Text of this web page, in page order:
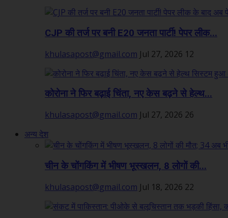
CJP की तर्ज पर बनी E20 जनता पार्टी! पेपर लीक...
khulasapost@gmail.com Jul 27, 2026 12
कोरोना ने फिर बढ़ाई चिंता, नए केस बढ़ने से हेल्थ...
khulasapost@gmail.com Jul 27, 2026 26
अन्य देश
चीन के चोंगकिंग में भीषण भूस्खलन, 8 लोगों की...
khulasapost@gmail.com Jul 18, 2026 22